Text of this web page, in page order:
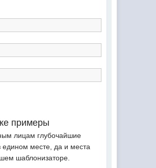
примеры
лицам глубочайшие
едином месте, да и места
шаблонизаторе.